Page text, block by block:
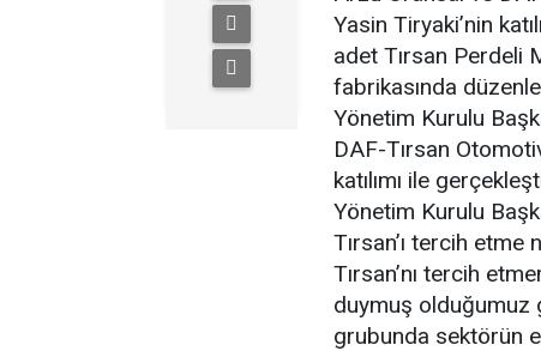
Yasin Tiryaki’nin
adet Tırsan Perdeli
fabrikasında
Yönetim Kurulu
DAF-Tırsan
katılımı ile
Yönetim Kurulu
Tırsan’ı tercih etme
Tırsan’nı tercih
duymuş olduğumuz
grubunda sektörün